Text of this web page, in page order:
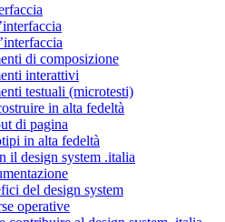
di composizione
interattivi
testuali (microtesti)
in alta fedeltà
di pagina
in alta fedeltà
il design system .italia
del design system
operative